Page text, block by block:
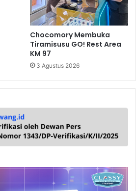
Chocomory Membuka
Tiramisusu GO! Rest Area
KM 97
3 Agustus 2026